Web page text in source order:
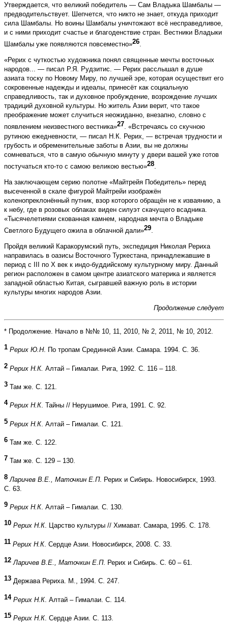
Утверждается, что великий победитель — Сам Владыка Шамбалы —
предводительствует. Шепчется, что никто не знает, откуда приходит
сила Шамбалы. Но воины Шамбалы уничтожают всё несправедливое,
и с ними приходит счастье и благоденствие стран. Вестники Владыки
Шамбалы уже появляются повсеместно»26.
«Рерих с чуткостью художника понял священные мечты восточных
народов... — писал Р.Я. Рудзитис. — Рерих расслышал в душе
азиата тоску по Новому Миру, по лучшей эре, которая осуществит его
сокровенные надежды и идеалы, принесёт как социальную
справедливость, так и духовное пробуждение, возрождение лучших
традиций духовной культуры. Но житель Азии верит, что такое
преображение может случиться неожиданно, внезапно, словно с
появлением неизвестного вестника»27. «Встречаясь со скучною
рутиною ежедневности, — писал Н.К. Рерих, — встречая трудности и
грубость и обременительные заботы в Азии, вы не должны
сомневаться, что в самую обычную минуту у двери вашей уже готов
постучаться кто-то с самою великою вестью»28
На заключающем серию полотне «Майтрейя Победитель» перед
высеченной в скале фигурой Майтрейи изображён
коленопреклонённый путник, взор которого обращён не к изваянию, а
к небу, где в розовых облаках виден силуэт скачущего всадника.
«Тысячелетиями скованная камнем, народная мечта о Владыке
Светлого Будущего ожила в облачной дали»29.
Пройдя великий Каракорумский путь, экспедиция Николая Рериха
направилась в оазисы Восточного Туркестана, принадлежавшие в
период с III по X век к индо-буддийскому культурному миру. Данный
регион расположен в самом центре азиатского материка и является
западной областью Китая, сыгравшей важную роль в истории
культуры многих народов Азии.
Продолжение следует
* Продолжение. Начало в №№ 10, 11, 2010, № 2, 2011, № 10, 2012.
1 Рерих Ю.Н. По тропам Срединной Азии. Самара. 1994. С. 36.
2 Рерих Н.К. Алтай – Гималаи. Рига, 1992. С. 116 – 118.
3 Там же. С. 121.
4 Рерих Н.К. Тайны // Нерушимое. Рига, 1991. С. 92.
5 Рерих Н.К . Алтай – Гималаи. С. 121.
6 Там же. С. 122.
7 Там же. С. 129 – 130.
8 Ларичев В.Е., Маточкин Е.П. Рерих и Сибирь. Новосибирск, 1993.
С. 63.
9 Рерих Н.К. Алтай – Гималаи. С. 130.
10 Рерих Н.К. Царство культуры // Химават. Самара, 1995. С. 178.
11 Рерих Н.К . Сердце Азии. Новосибирск, 2008. С. 33.
12 Ларичев В.Е., Маточкин Е.П. Рерих и Сибирь. С. 60 – 61.
13 Держава Рериха. М., 1994. С. 247.
14 Рерих Н.К . Алтай – Гималаи. С. 114.
15 Рерих Н.К. Сердце Азии. С. 113.